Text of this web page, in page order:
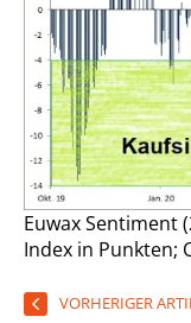
Euwax Sentiment
Index in Punkten;
VORHERIGER